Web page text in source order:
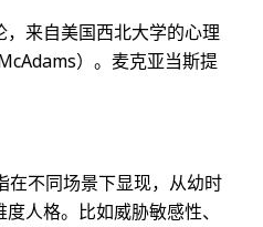
来自美国西北大学的心理
）。麦克亚当斯提
在不同场景下显现，从幼时
人格。比如威胁敏感性、